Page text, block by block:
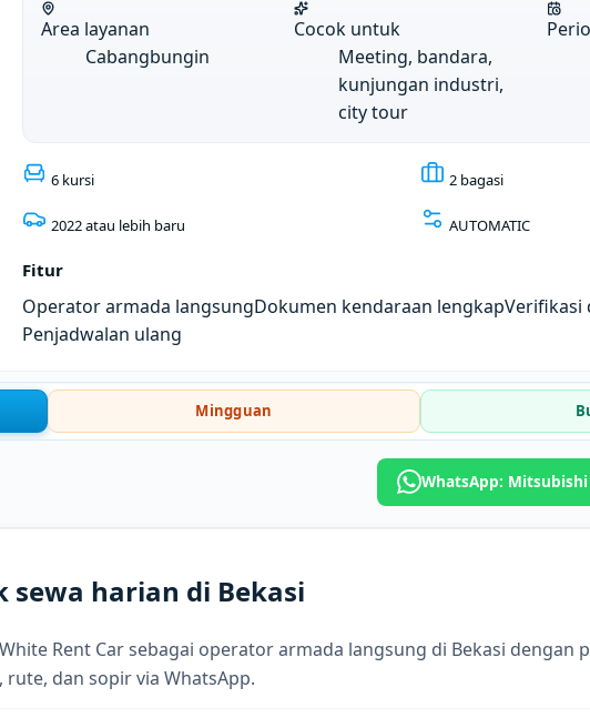
Area layanan
Cabangbungin
Cocok untuk
Meeting, bandara,
kunjungan industri,
city tour
6 kursi 2 bagasi
2022 atau lebih baru AUTOMATIC
Fitur
Operator armada langsungDokumen kendaraan lengkapVerifikasi
Penjadwalan ulang
Mingguan
WhatsApp:
harian di Bekasi
Rent Car sebagai operator armada langsung di Bekasi dengan
dan sopir via WhatsApp.